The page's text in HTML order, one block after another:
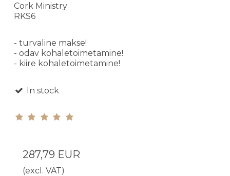
Cork Ministry
RKS6
- turvaline makse!
- odav kohaletoimetamine!
- kiire kohaletoimetamine!
In stock
287,79 EUR
(excl. VAT)